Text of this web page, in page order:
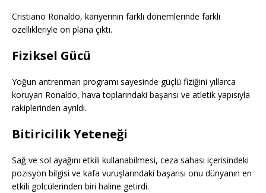
Cristiano Ronaldo, kariyerinin farklı dönemlerinde farklı
özellikleriyle ön plana çıktı.
Fiziksel Gücü
Yoğun antrenman programı sayesinde güçlü fiziğini yıllarca
koruyan Ronaldo, hava toplarındaki başarısı ve atletik yapısıyla
rakiplerinden ayrıldı.
Bitiricilik Yeteneği
Sağ ve sol ayağını etkili kullanabilmesi, ceza sahası içerisindeki
pozisyon bilgisi ve kafa vuruşlarındaki başarısı onu dünyanın en
etkili golcülerinden biri haline getirdi.